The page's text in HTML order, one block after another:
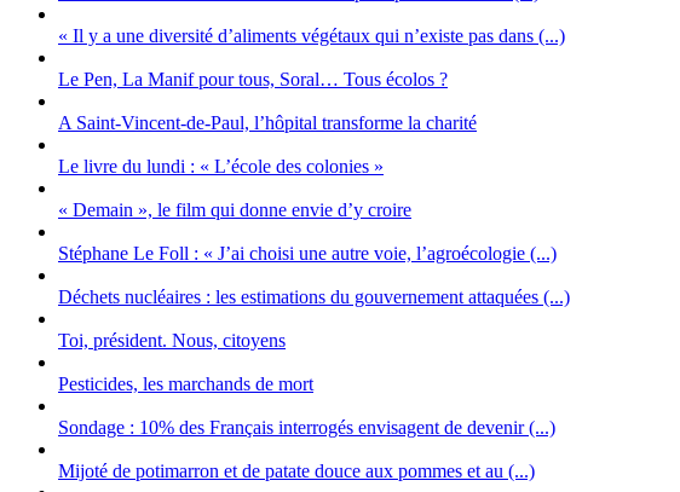
« Il y a une diversité d’aliments végétaux qui n’existe pas dans (...)
Le Pen, La Manif pour tous, Soral… Tous écolos ?
A Saint-Vincent-de-Paul, l’hôpital transforme la charité
Le livre du lundi : « L’école des colonies »
« Demain », le film qui donne envie d’y croire
Stéphane Le Foll : « J’ai choisi une autre voie, l’agroécologie (...)
Déchets nucléaires : les estimations du gouvernement attaquées (...)
Toi, président. Nous, citoyens
Pesticides, les marchands de mort
Sondage : 10% des Français interrogés envisagent de devenir (...)
Mijoté de potimarron et de patate douce aux pommes et au (...)